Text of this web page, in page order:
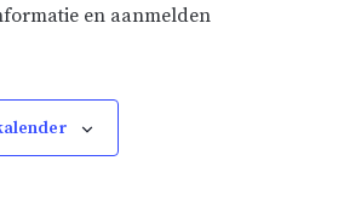
en aanmelden